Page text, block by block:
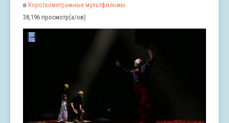
в Короткометражные мультфильмы
38,196 просмотр(а/ов)